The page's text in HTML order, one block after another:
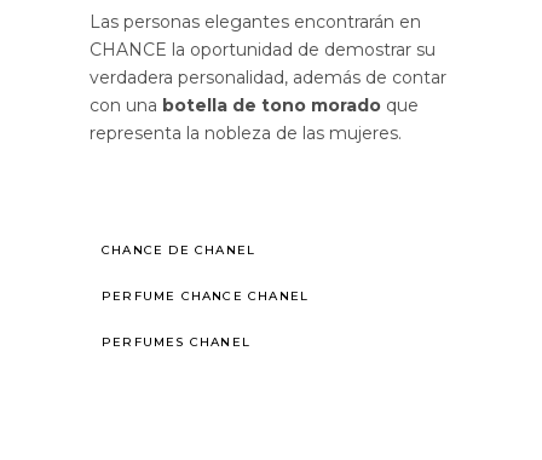
Las personas elegantes encontrarán en
CHANCE la oportunidad de demostrar su
verdadera personalidad, además de contar
con una botella de tono morado que
representa la nobleza de las mujeres.
CHANCE DE CHANEL
PERFUME CHANCE CHANEL
PERFUMES CHANEL